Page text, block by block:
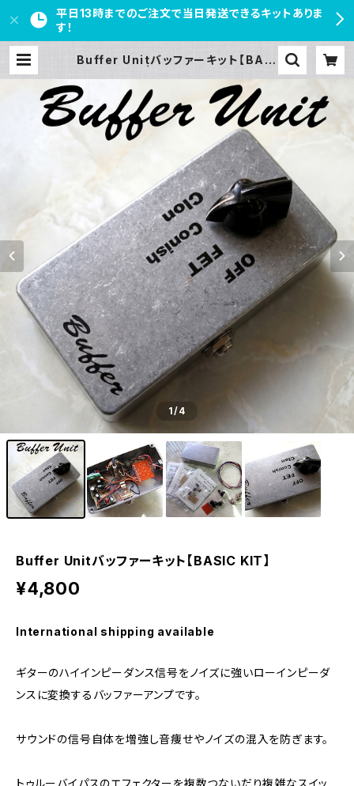
平日13時までのご注文で当日発送できるキットありま
す！
Buffer Unitバッファーキット【BASI
1/4
Buffer Unitバッファーキット【BASIC KIT】
¥4,800
International shipping available
ギターのハイインピーダンス信号をノイズに強いローインピーダ
ンスに変換するバッファーアンプです。
サウンドの信号自体を増強し音痩せやノイズの混入を防ぎます。
トゥルーバイパスのエフェクターを複数つないだり複雑なスイッ